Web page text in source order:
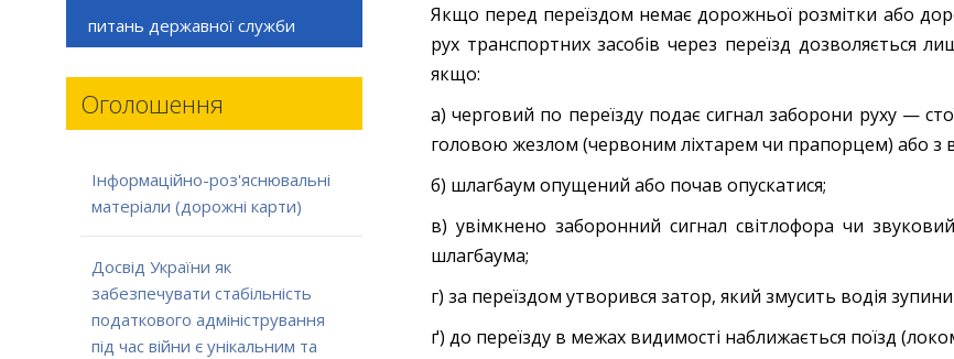
питань державної служби
Оголошення
Інформаційно-роз'яснювальні
матеріали (дорожні карти)
Досвід України як
забезпечувати стабільність
податкового адміністрування
під час війни є унікальним та
Якщо перед переїздом немає дорожньої розмітки або
рух транспортних засобів через переїзд дозволяється
якщо:
а) черговий по переїзду подає сигнал заборони руху —
головою жезлом (червоним ліхтарем чи прапорцем) або з
б) шлагбаум опущений або почав опускатися;
в) увімкнено заборонний сигнал світлофора чи
шлагбаума;
г) за переїздом утворився затор, який змусить водія
ґ) до переїзду в межах видимості наближається поїзд